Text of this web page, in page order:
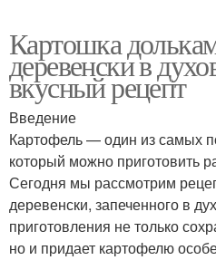
Картошка
деревенски в
вкусный рецепт
Введение
Картофель — один из самых
который можно приготовить
Сегодня мы рассмотрим
деревенски, запеченного в
приготовления не только
но и придает картофелю